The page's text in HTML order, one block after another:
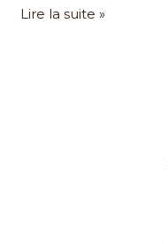
Lire la suite »